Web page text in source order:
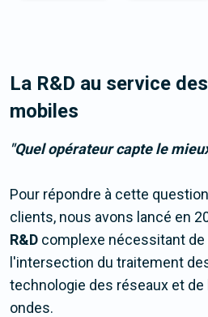
La R&D au service
mobiles
"Quel opérateur capte le
Pour répondre à cette
clients, nous avons lancé en
R&D complexe nécessitant de
l'intersection du traitement
technologie des réseaux et de
ondes.